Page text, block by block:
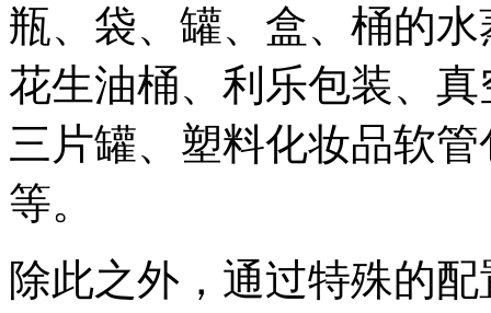
瓶、袋、罐、盒、桶的
花生油桶、利乐包装、
三片罐、塑料化妆品软
等。
除此之外，通过特殊的